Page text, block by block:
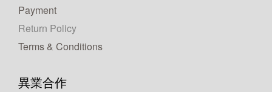
Payment
Return Policy
Terms & Conditions
異業合作